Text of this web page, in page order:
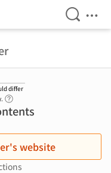
Open
differ
website